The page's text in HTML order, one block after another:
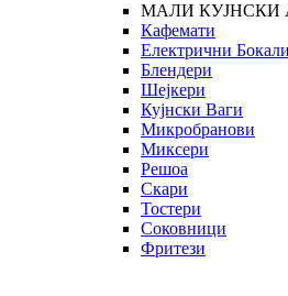
МАЛИ КУЈНСКИ
Кафемати
Електрични Бокали
Блендери
Шејкери
Кујнски Ваги
Микробранови
Миксери
Решоа
Скари
Тостери
Соковници
Фритези